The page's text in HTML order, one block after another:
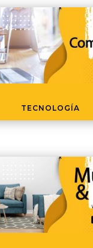
TECNOLOGÍA